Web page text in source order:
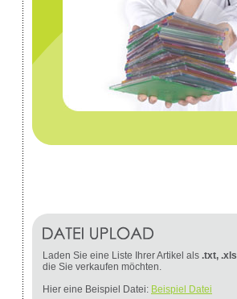
Laden Sie eine Liste Ihrer Artikel als .txt, .xls
die Sie verkaufen möchten.
Hier eine Beispiel Datei: Beispiel Datei